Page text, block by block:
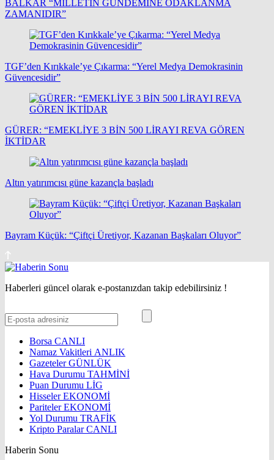
BALKAR “MİLLETİN GÜNDEMİNE ODAKLANMA
ZAMANIDIR”
TGF’den Kırıkkale’ye Çıkarma: “Yerel Medya Demokrasinin
Güvencesidir”
GÜRER: “EMEKLİYE 3 BİN 500 LİRAYI REVA GÖREN
İKTİDAR
Altın yatırımcısı güne kazançla başladı
Bayram Küçük: “Çiftçi Üretiyor, Kazanan Başkaları Oluyor”
Haberleri güncel olarak e-postanızdan takip edebilirsiniz !
Borsa CANLI
Namaz Vakitleri ANLIK
GazetelerGÜNLÜK
Hava Durumu TAHMİNİ
Puan Durumu LİG
HisselerEKONOMİ
ParitelerEKONOMİ
Yol Durumu TRAFİK
Kripto ParalarCANLI
Haberin Sonu